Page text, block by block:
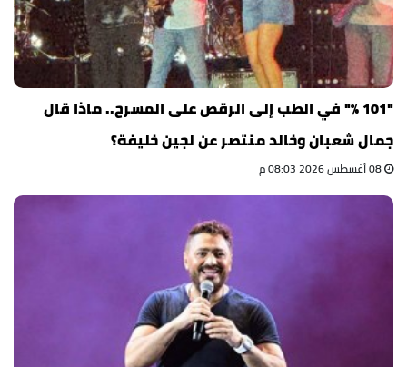
"101 %" في الطب إلى الرقص على المسرح.. ماذا قال
جمال شعبان وخالد منتصر عن لجين خليفة؟